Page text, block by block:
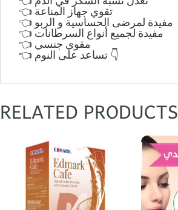
👈 تقوي جهاز المناعة
👈 مفيدة لمرضى الحساسية و الربو
👈 مفيدة لجميع أنواع السرطانات
👈 مقوي جنسي
👈 تساعد على النوم 👇
RELATED PRODUCTS